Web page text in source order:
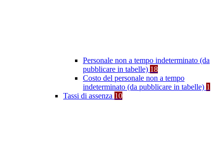
Personale non a tempo indeterminato (da
pubblicare in tabelle) 18
Costo del personale non a tempo
indeterminato (da pubblicare in tabelle) 1
Tassi di assenza 10